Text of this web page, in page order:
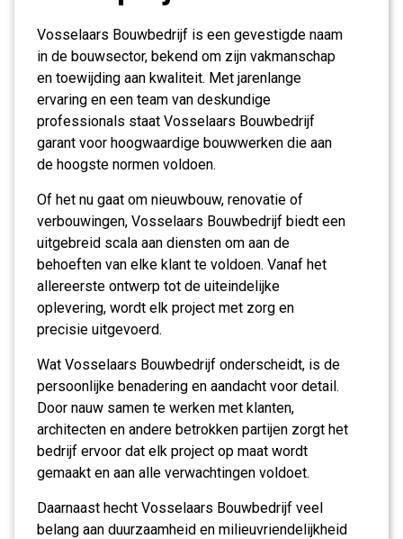
Vosselaars Bouwbedrijf is een gevestigde naam
in de bouwsector, bekend om zijn vakmanschap
en toewijding aan kwaliteit. Met jarenlange
ervaring en een team van deskundige
professionals staat Vosselaars Bouwbedrijf
garant voor hoogwaardige bouwwerken die aan
de hoogste normen voldoen.
Of het nu gaat om nieuwbouw, renovatie of
verbouwingen, Vosselaars Bouwbedrijf biedt een
uitgebreid scala aan diensten om aan de
behoeften van elke klant te voldoen. Vanaf het
allereerste ontwerp tot de uiteindelijke
oplevering, wordt elk project met zorg en
precisie uitgevoerd.
Wat Vosselaars Bouwbedrijf onderscheidt, is de
persoonlijke benadering en aandacht voor detail.
Door nauw samen te werken met klanten,
architecten en andere betrokken partijen zorgt het
bedrijf ervoor dat elk project op maat wordt
gemaakt en aan alle verwachtingen voldoet.
Daarnaast hecht Vosselaars Bouwbedrijf veel
belang aan duurzaamheid en milieuvriendelijkheid